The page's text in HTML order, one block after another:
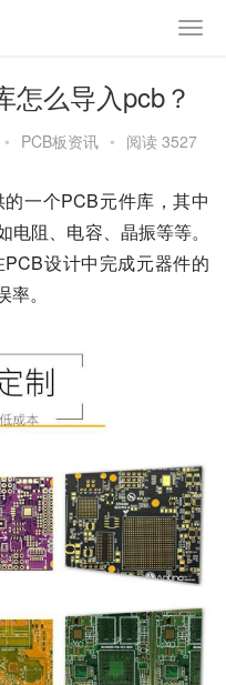
怎么导入pcb？
• PCB板资讯 • 阅读 3527
一个PCB元件库，其中
阻、电容、晶振等等。
设计中完成元器件的
。